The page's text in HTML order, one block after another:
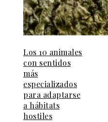
Los 10 animales
con sentidos
más
especializados
para adaptarse
a hábitats
hostiles